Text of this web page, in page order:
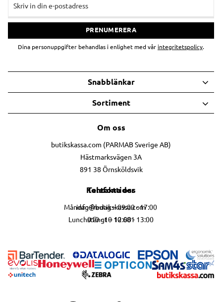
PRENUMERERA
Dina personuppgifter behandlas i enlighet med vår integritetspolicy.
Om oss
butikskassa.com (PARMAB Sverige AB)
Hästmarksvägen 3A
891 38 Örnsköldsvik
Kontakta oss
info@butikskassa.com
010 - 10 10 681
Telefontider
Måndag-fredag – 09:00 - 17:00
Lunchstängt – 12:00 - 13:00
Snabblänkar
Sortiment